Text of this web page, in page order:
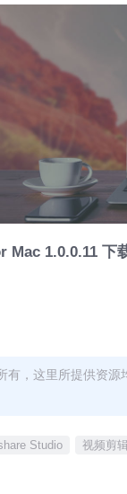
Mac 1.0.0.11 下
有，这里所提供资
Studio 视频剪辑